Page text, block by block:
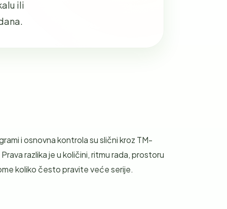
ili
i osnovna kontrola su slični kroz TM-
razlika je u količini, ritmu rada, prostoru
koliko često pravite veće serije.